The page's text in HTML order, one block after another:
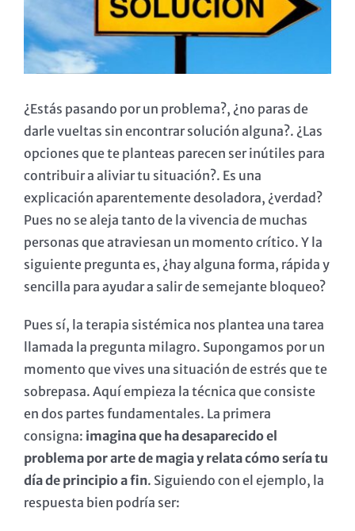
¿Estás pasando por un problema?, ¿no paras de
darle vueltas sin encontrar solución alguna?. ¿Las
opciones que te planteas parecen ser inútiles para
contribuir a aliviar tu situación?. Es una
explicación aparentemente desoladora, ¿verdad?
Pues no se aleja tanto de la vivencia de muchas
personas que atraviesan un momento crítico. Y la
siguiente pregunta es, ¿hay alguna forma, rápida y
sencilla para ayudar a salir de semejante bloqueo?
Pues sí, la terapia sistémica nos plantea una tarea
llamada la pregunta milagro. Supongamos por un
momento que vives una situación de estrés que te
sobrepasa. Aquí empieza la técnica que consiste
en dos partes fundamentales. La primera
consigna: imagina que ha desaparecido el
problema por arte de magia y relata cómo sería tu
día de principio a fin. Siguiendo con el ejemplo, la
respuesta bien podría ser: